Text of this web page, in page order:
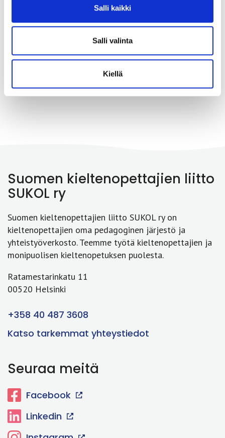
Salli kaikki
Salli valinta
Kiellä
Kannanotot ja lausunnot 11.05.2022
Edelliset 1 2 3 Seuraavat
Suomen kieltenopettajien liitto
SUKOL ry
Suomen kieltenopettajien liitto SUKOL ry on
kieltenopettajien oma pedagoginen järjestö ja
yhteistyöverkosto. Teemme työtä kieltenopettajien ja
monipuolisen kieltenopetuksen puolesta.
Ratamestarinkatu 11
00520 Helsinki
+358 40 487 3608
Katso tarkemmat yhteystiedot
Seuraa meitä
Facebook
Linkedin